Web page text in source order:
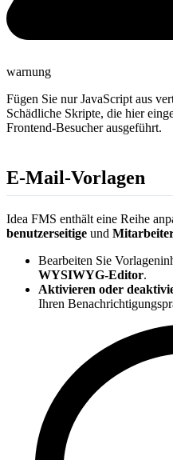
warnung
Fügen Sie nur JavaScript aus
Schädliche Skripte, die hier
Frontend-Besucher ausgeführt.
E-Mail-Vorlagen
Idea FMS enthält eine Reihe
benutzerseitige und
Bearbeiten Sie
WYSIWYG-Editor.
Aktivieren oder
Ihren